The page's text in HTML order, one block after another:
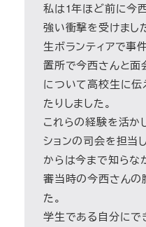
私は1年ほど前に今
強い衝撃を受けまし
生ボランティアで事
置所で今西さんと面
について高校生に伝
たりしました。
これらの経験を活か
ションの司会を担当
からは今まで知らな
審当時の今西さんの
た。
学生である自分にで